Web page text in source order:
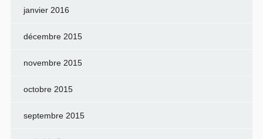
janvier 2016
décembre 2015
novembre 2015
octobre 2015
septembre 2015